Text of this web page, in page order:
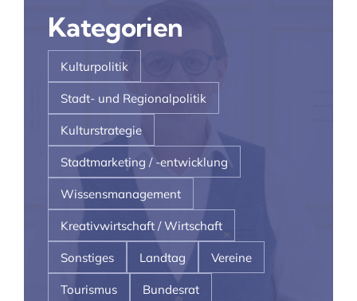
Kategorien
Kulturpolitik
Stadt- und Regionalpolitik
Kulturstrategie
Stadtmarketing / -entwicklung
Wissensmanagement
Kreativwirtschaft / Wirtschaft
Sonstiges Landtag Vereine
Tourismus Bundesrat